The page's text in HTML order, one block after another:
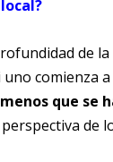
de
comienza
que se
de